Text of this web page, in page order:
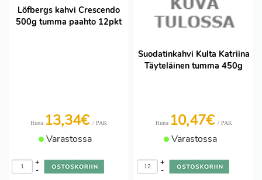
Löfbergs kahvi Crescendo
500g tumma paahto 12pkt
Hinta 13,34€ / PAK
Varastossa
-
+
Suodatinkahvi Kulta Katriina
Täyteläinen tumma 450g
Hinta 10,47€ / PAK
Varastossa
-
+